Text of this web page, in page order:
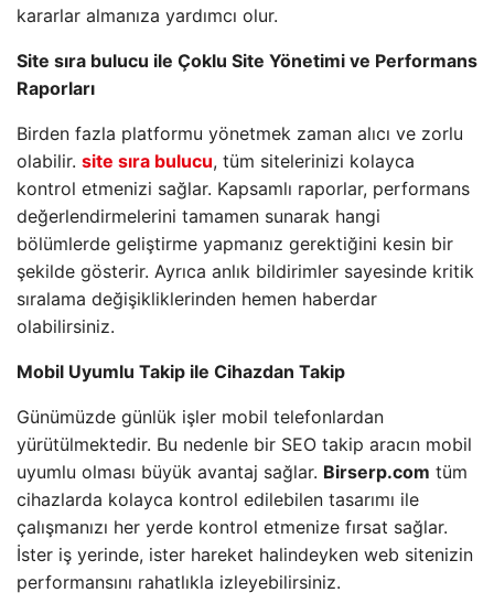
kararlar almanıza yardımcı olur.
Site sıra bulucu ile Çoklu Site Yönetimi ve Performans
Raporları
Birden fazla platformu yönetmek zaman alıcı ve zorlu
olabilir. site sıra bulucu, tüm sitelerinizi kolayca
kontrol etmenizi sağlar. Kapsamlı raporlar, performans
değerlendirmelerini tamamen sunarak hangi
bölümlerde geliştirme yapmanız gerektiğini kesin bir
şekilde gösterir. Ayrıca anlık bildirimler sayesinde kritik
sıralama değişikliklerinden hemen haberdar
olabilirsiniz.
Mobil Uyumlu Takip ile Cihazdan Takip
Günümüzde günlük işler mobil telefonlardan
yürütülmektedir. Bu nedenle bir SEO takip aracın mobil
uyumlu olması büyük avantaj sağlar. Birserp.com tüm
cihazlarda kolayca kontrol edilebilen tasarımı ile
çalışmanızı her yerde kontrol etmenize fırsat sağlar.
İster iş yerinde, ister hareket halindeyken web sitenizin
performansını rahatlıkla izleyebilirsiniz.